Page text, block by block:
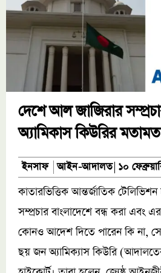
দেশে আল জাজিরার
অ্যামিকাস কিউরির মতামত
ইনসাফ আইন-আদালত ১০
কাতারভিত্তিক আন্তর্জাতিক
সম্প্রচার বাংলাদেশে বন্ধ করা এবং
কোনও আদেশ দিতে পারেন কি না,
ছয় জন অ্যামিক্যাস কিউরি